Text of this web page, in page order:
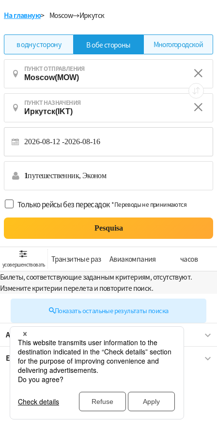
На главную> Moscow→Иркутск
в одну сторону В обе стороны Многогородской
ПУНКТ ОТПРАВЛЕНИЯ
ПУНКТ НАЗНАЧЕНИЯ
2026-08-12 2026-08-16
1путешественник, Эконом
Только рейсы без пересадок *Переводы не принимаются
Pesquisa
усовершенствовать
Транзитные раз Aвиакомпания
часов
Билеты, соответствующие заданным критериям, отсутствуют.
Измените критерии перелета и повторите поиск.
Показать остальные результаты поиска
Азия
Европа